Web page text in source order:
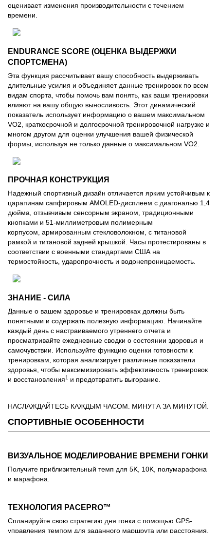
оценивает изменения производительности с течением
времени.
ENDURANCE SCORE (ОЦЕНКА ВЫДЕРЖКИ
СПОРТСМЕНА)
Эта функция рассчитывает вашу способность выдерживать
длительные усилия и объединяет данные тренировок по всем
видам спорта, чтобы помочь вам понять, как ваши тренировки
влияют на вашу общую выносливость. Этот динамический
показатель использует информацию о вашем максимальном
VO2, краткосрочной и долгосрочной тренировочной нагрузке и
многом другом для оценки улучшения вашей физической
формы, используя не только данные о максимальном VO2.
ПРОЧНАЯ КОНСТРУКЦИЯ
Надежный спортивный дизайн отличается ярким устойчивым к
царапинам сапфировым AMOLED-дисплеем с диагональю 1,4
дюйма, отзывчивым сенсорным экраном, традиционными
кнопками и 51-миллиметровым полимерным
корпусом, армированным стекловолокном, с титановой
рамкой и титановой задней крышкой. Часы протестированы в
соответствии с военными стандартами США на
термостойкость, ударопрочность и водонепроницаемость.
ЗНАНИЕ - СИЛА
Данные о вашем здоровье и тренировках должны быть
понятными и содержать полезную информацию. Начинайте
каждый день с настраиваемого утреннего отчета и
просматривайте ежедневные сводки о состоянии здоровья и
самочувствии. Используйте функцию оценки готовности к
тренировкам, которая анализирует различные показатели
здоровья, чтобы максимизировать эффективность тренировок
и восстановления1 и предотвратить выгорание.
НАСЛАЖДАЙТЕСЬ КАЖДЫМ ЧАСОМ. МИНУТА ЗА МИНУТОЙ.
СПОРТИВНЫЕ ОСОБЕННОСТИ
ВИЗУАЛЬНОЕ МОДЕЛИРОВАНИЕ ВРЕМЕНИ ГОНКИ
Получите приблизительный темп для 5K, 10K, полумарафона
и марафона.
ТЕХНОЛОГИЯ PACEPRO™️
Спланируйте свою стратегию дня гонки с помощью GPS-
управления темпом для заданного маршрута или расстояния.